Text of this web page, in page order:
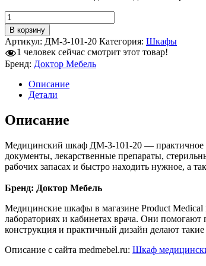
Количество
товара
Шкаф
медицинский
ДМ-3-
101-
В корзину
Артикул: ДМ-3-101-20 Категория: Шкафы
1 человек сейчас смотрит этот товар!
Бренд: Доктор Мебель
Описание
Детали
Описание
Медицинский шкаф ДМ-3-101-20 — практичное
документы, лекарственные препараты,
рабочих запасах и быстро находить нужное, а
Бренд: Доктор Мебель
Медицинские шкафы в магазине Product Medical
лабораториях и кабинетах врача. Они
конструкция и практичный дизайн делают
Описание с сайта medmebel.ru: Шкаф